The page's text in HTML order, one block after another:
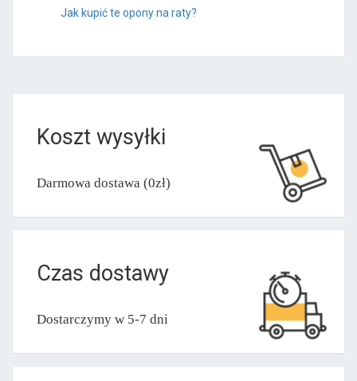
Jak kupić te opony na raty?
Koszt wysyłki
Darmowa dostawa (0zł)
Czas dostawy
Dostarczymy w 5-7 dni